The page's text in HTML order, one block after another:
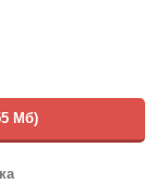
Мб)